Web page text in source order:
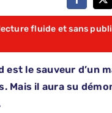
fluide et sans
est le sauveur d’un
Mais il aura su